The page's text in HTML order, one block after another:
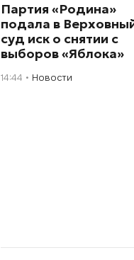
Партия «Родина»
подала в
суд иск о снятии с
выборов «Яблока»
14:44 Новости